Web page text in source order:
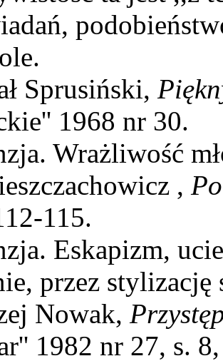
Sprusiński,
1968 nr 30.
Wrażliwość
,
115.
Eskapizm,
przez stylizację
Nowak,
1982 nr 27, s.